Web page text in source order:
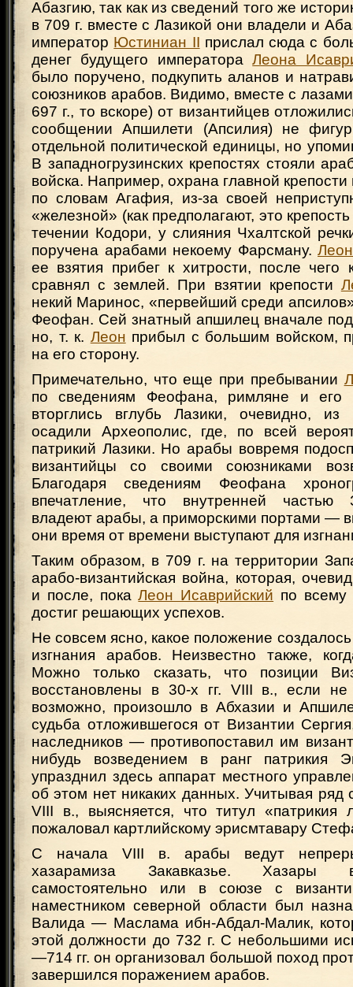
Абазгию, так как из сведений того же
в 709 г. вместе с Лазикой они владели и
император Юстиниан II прислал сюда с
денег будущего императораЛеона
было поручено, подкупить аланов и
союзников арабов. Видимо, вместе с
697 г., то вскоре) от византийцев
сообщении Апшилети (Апсилия) не
отдельной политической единицы, но
В западногрузинских крепостях стояли
войска. Например, охрана главной
по словам Агафия, из-за своей
«железной» (как предполагают, это
течении Кодори, у слияния Чхалтской
поручена арабами некоему Фарсману.
ее взятия прибег к хитрости, после чего
сравнял с землей. При взятии крепости
некий Маринос, «первейший среди
Феофан. Сей знатный апшилец вначале
но, т. к. Леон прибыл с большим войском,
на его сторону.
Примечательно, что еще при пребывании
по сведениям Феофана, римляне и его
вторглись вглубь Лазики, очевидно,
осадили Археополис, где, по всей
патрикий Лазики. Но арабы вовремя
византийцы со своими союзниками
Благодаря сведениям Феофана
впечатление, что внутренней частью
владеют арабы, а приморскими портами —
они время от времени выступают для
Таким образом, в 709 г. на территории
арабо-византийская война, которая,
и после, покаЛеон Исаврийский по
достиг решающих успехов.
Не совсем ясно, какое положение
изгнания арабов. Неизвестно также,
Можно только сказать, что позиции
восстановлены в 30-х гг. VIII в., если
возможно, произошло в Абхазии и
судьба отложившегося от Византии
наследников — противопоставил им
нибудь возведением в ранг патрикия
упразднил здесь аппарат местного
об этом нет никаких данных. Учитывая ряд
VIII в., выясняется, что титул «патрикия
пожаловал картлийскому эрисмтавару
С начала VIII в. арабы ведут
хазарамиза Закавказье. Хазары
самостоятельно или в союзе с
наместником северной области был
Валида — Маслама ибн-Абдал-Малик,
этой должности до 732 г. С небольшими
—714 гг. он организовал большой поход
завершился поражением арабов.